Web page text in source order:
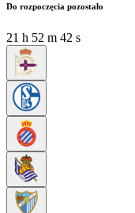
Do rozpoczęcia pozostało
21 h 52 m 41 s